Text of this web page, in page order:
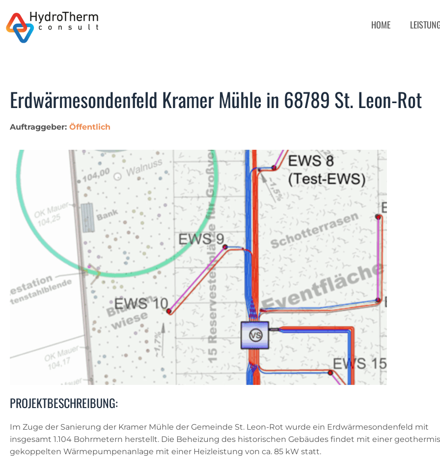
HOME
Erdwärmesondenfeld Kramer Mühle in 68789 St. Leon-Rot
Auftraggeber: Öffentlich
PROJEKTBESCHREIBUNG:
Im Zuge der Sanierung der Kramer Mühle der Gemeinde St. Leon-Rot wurde ein Erdwärmesondenfeld mit
insgesamt 1.104 Bohrmetern herstellt. Die Beheizung des historischen Gebäudes findet mit einer
gekoppelten Wärmepumpenanlage mit einer Heizleistung von ca. 85 kW statt.